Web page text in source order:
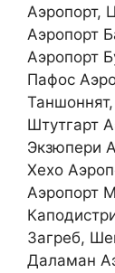
Аэропорт,
Аэропорт
Аэропорт
Пафос
Штутгарт
Экзюпери
Хехо
Аэропорт
Загреб,
Даламан